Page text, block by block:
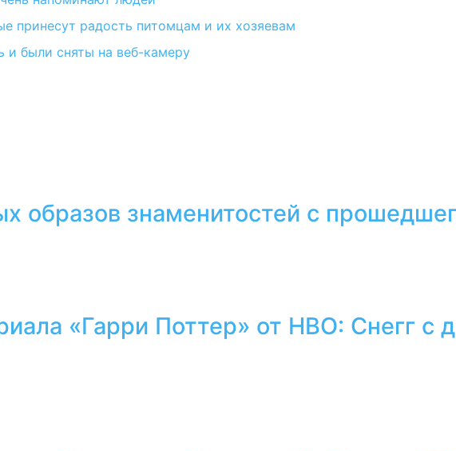
принесут радость питомцам и их хозяевам
и были сняты на веб-камеру
образов знаменитостей с
«Гарри Поттер» от HBO: Снегг с